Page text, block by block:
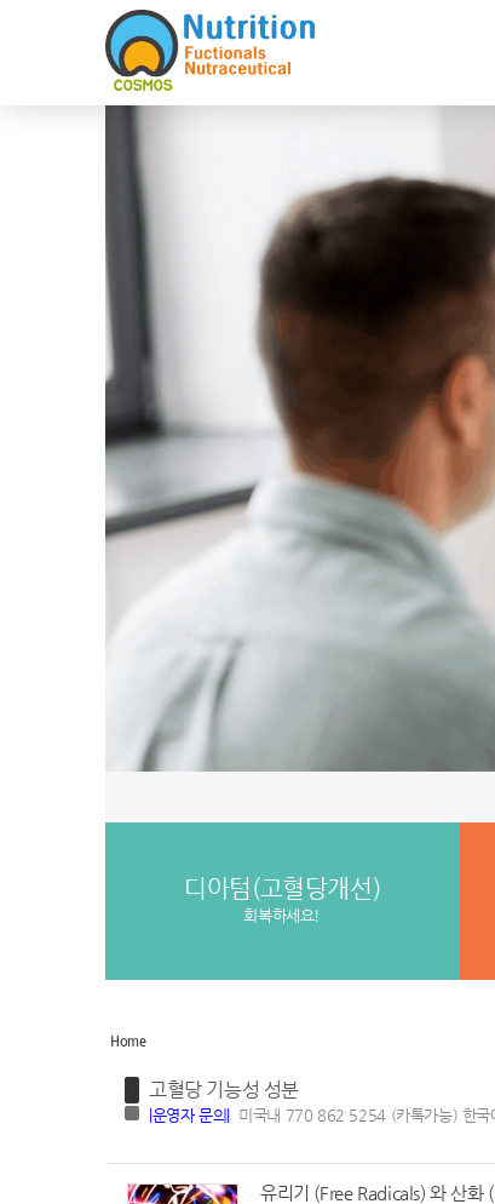
디아텀(고혈당개선)
회복하세요!
Home
고혈당 기능성 성분
운영자 문의 미국내 770 862 5254 (카톡가능) 한
유리기 (Free Radicals) 와 산화